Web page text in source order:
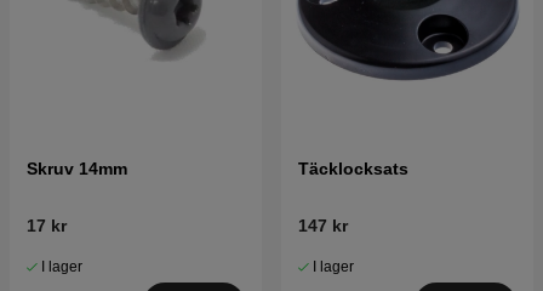
Skruv 14mm
17 kr
I lager
Täcklocksats
147 kr
I lager